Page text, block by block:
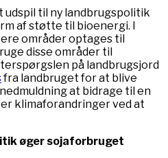
udspil til ny landbrugspolitik
af støtte til bioenergi. I
områder optages til
disse områder til
på landbrugsjord
fra landbruget for at blive
at bidrage til en
klimaforandringer ved at
øger sojaforbruget